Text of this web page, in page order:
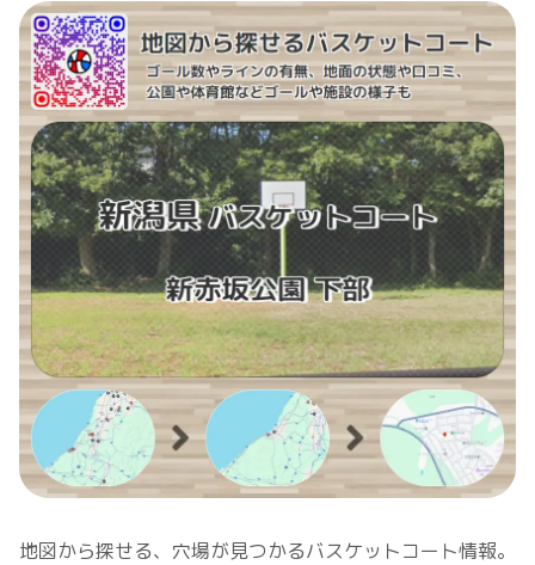
地図から探せる、穴場が見つかるバスケットコート情報。